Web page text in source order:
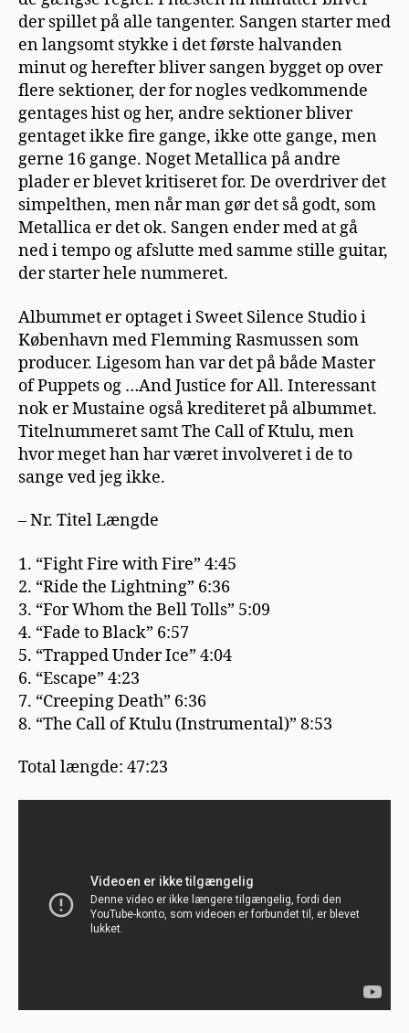
der spillet på alle tangenter. Sangen starter med
en langsomt stykke i det første halvanden
minut og herefter bliver sangen bygget op over
flere sektioner, der for nogles vedkommende
gentages hist og her, andre sektioner bliver
gentaget ikke fire gange, ikke otte gange, men
gerne 16 gange. Noget Metallica på andre
plader er blevet kritiseret for. De overdriver det
simpelthen, men når man gør det så godt, som
Metallica er det ok. Sangen ender med at gå
ned i tempo og afslutte med samme stille guitar,
der starter hele nummeret.
Albummet er optaget i Sweet Silence Studio i
København med Flemming Rasmussen som
producer. Ligesom han var det på både Master
of Puppets og …And Justice for All. Interessant
nok er Mustaine også krediteret på albummet.
Titelnummeret samt The Call of Ktulu, men
hvor meget han har været involveret i de to
sange ved jeg ikke.
– Nr. Titel Længde
1. “Fight Fire with Fire” 4:45
2. “Ride the Lightning” 6:36
3. “For Whom the Bell Tolls” 5:09
4. “Fade to Black” 6:57
5. “Trapped Under Ice” 4:04
6. “Escape” 4:23
7. “Creeping Death” 6:36
8. “The Call of Ktulu (Instrumental)” 8:53
Total længde: 47:23